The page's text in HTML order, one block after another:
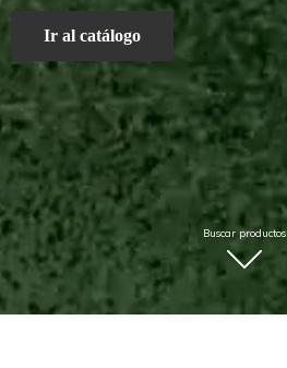
Ir al catálogo
Buscar productos